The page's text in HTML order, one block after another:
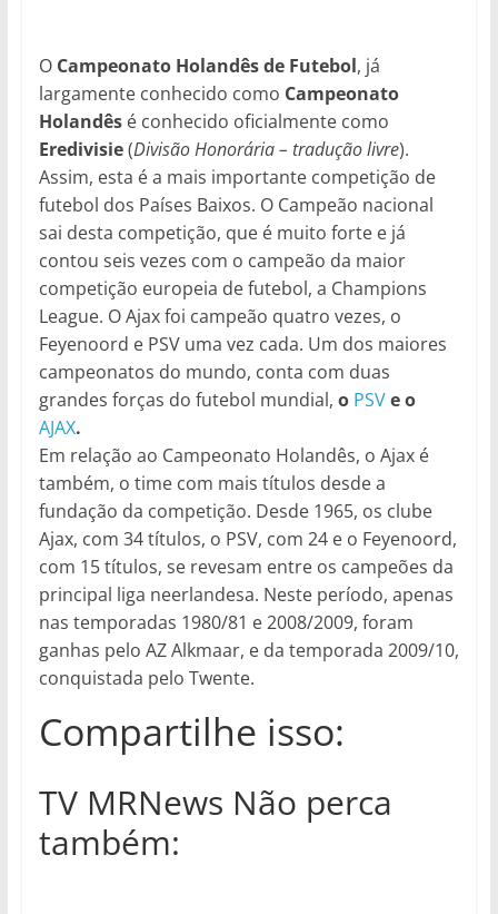
O Campeonato Holandês de Futebol, já
largamente conhecido como Campeonato
Holandêsé conhecido oficialmente como
Eredivisie(Divisão Honorária – tradução livre).
Assim, esta é a mais importante competição de
futebol dos Países Baixos. O Campeão nacional
sai desta competição, que é muito forte e já
contou seis vezes com o campeão da maior
competição europeia de futebol, a Champions
League. O Ajax foi campeão quatro vezes, o
Feyenoord e PSV uma vez cada. Um dos maiores
campeonatos do mundo, conta com duas
grandes forças do futebol mundial, o PSVe o
AJAX.
Em relação ao Campeonato Holandês, o Ajax é
também, o time com mais títulos desde a
fundação da competição. Desde 1965, os clube
Ajax, com 34 títulos, o PSV, com 24 e o Feyenoord,
com 15 títulos, se revesam entre os campeões da
principal liga neerlandesa. Neste período, apenas
nas temporadas 1980/81 e 2008/2009, foram
ganhas pelo AZ Alkmaar, e da temporada 2009/10,
conquistada pelo Twente.
Compartilhe isso:
TV MRNews Não perca
também: